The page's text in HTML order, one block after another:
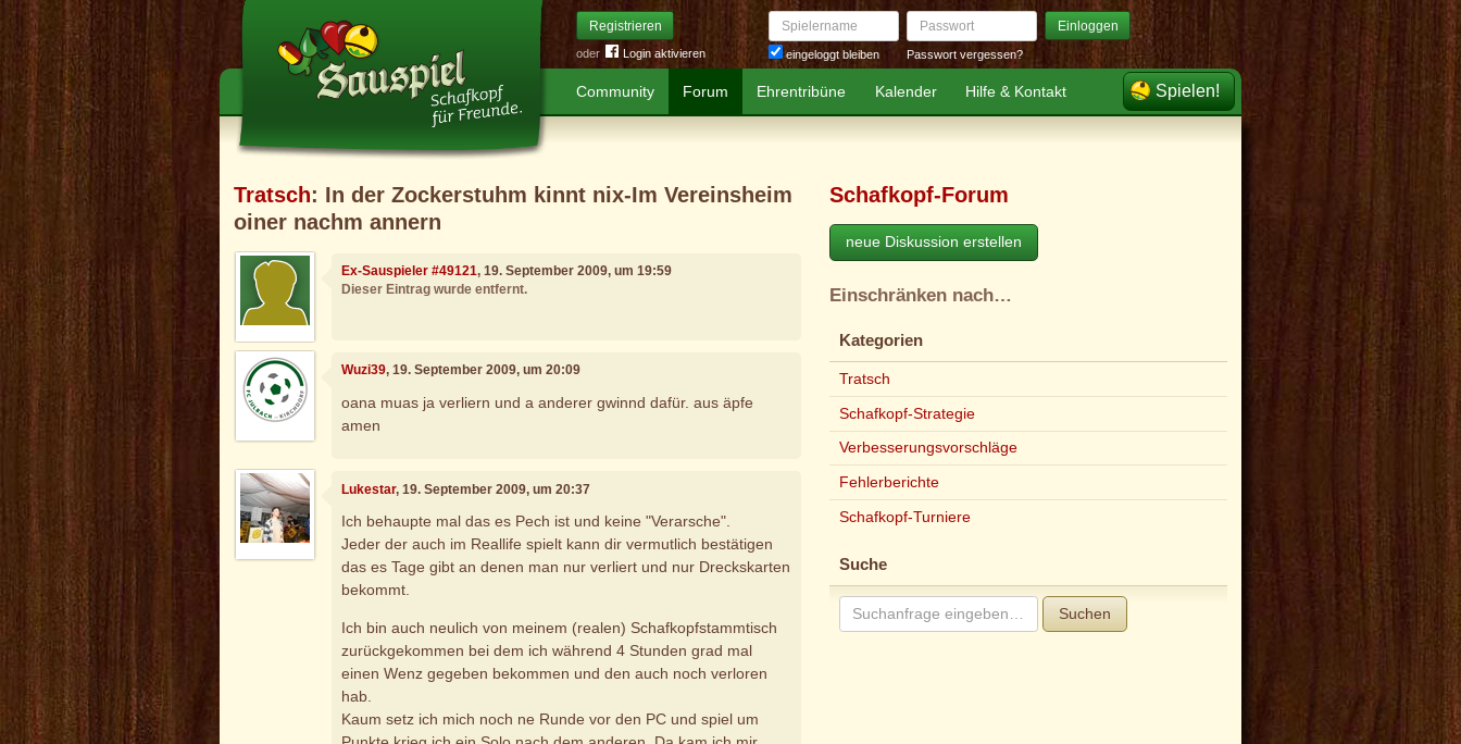
Registrieren
oder Login aktivieren
Spielername
eingeloggt bleiben
Passwort Einloggen
Passwort vergessen?
Community Forum Ehrentribüne Kalender Hilfe & Kontakt Spielen!
Tratsch: In der Zockerstuhm kinnt nix-Im Vereinsheim
oiner nachm annern
Ex-Sauspieler #49121, 19. September 2009, um 19:59
Dieser Eintrag wurde entfernt.
Wuzi39, 19. September 2009, um 20:09
oana muas ja verliern und a anderer gwinnd dafür. aus äpfe
amen
Lukestar, 19. September 2009, um 20:37
Ich behaupte mal das es Pech ist und keine "Verarsche".
Jeder der auch im Reallife spielt kann dir vermutlich bestätigen
das es Tage gibt an denen man nur verliert und nur Dreckskarten
bekommt.
Ich bin auch neulich von meinem (realen) Schafkopfstammtisch
zurückgekommen bei dem ich während 4 Stunden grad mal
einen Wenz gegeben bekommen und den auch noch verloren
hab.
Kaum setz ich mich noch ne Runde vor den PC und spiel um
Schafkopf-Forum
neue Diskussion erstellen
Einschränken nach…
Kategorien
Tratsch
Schafkopf-Strategie
Verbesserungsvorschläge
Fehlerberichte
Schafkopf-Turniere
Suche
Suchen